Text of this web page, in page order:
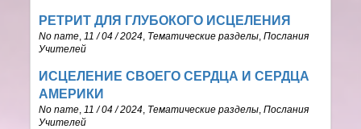
РЕТРИТ ДЛЯ ГЛУБОКОГО ИСЦЕЛЕНИЯ
No name 11 / 04 / 2024 Тематические разделы ,Послания
Учителей
ИСЦЕЛЕНИЕ СВОЕГО СЕРДЦА И СЕРДЦА
АМЕРИКИ
No name 11 / 04 / 2024 Тематические разделы ,Послания
Учителей